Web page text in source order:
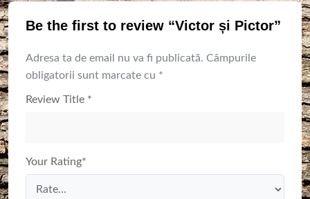
Be the first to review “Victor și Pictor”
Adresa ta de email nu va fi publicată. Câmpurile
obligatorii sunt marcate cu *
Review Title *
Your Rating*